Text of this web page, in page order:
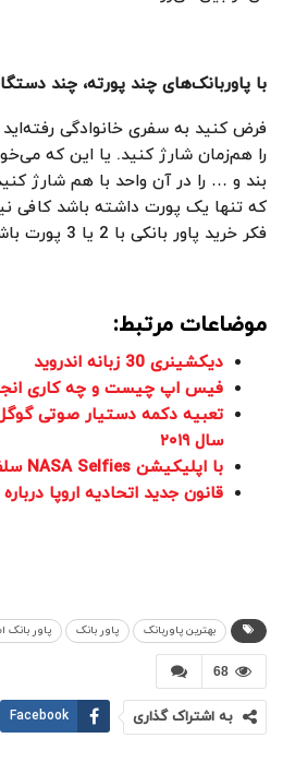
با پاوربانک‌های چند پورته، چند
فرض کنید به سفری خانوادگی
را هم‌زمان شارژ کنید. یا این که
بند و … را در آن واحد با هم شارژ
که تنها یک پورت داشته باشد کافی
فکر خرید پاور بانکی با 2 یا 3 پورت باشید.
موضاعات مرتبط:
دیکشینری 30 زبانه اندروید
فیس اپ چیست و چه کاری
تعبیه دکمه دستیار صوتی
سال ۲۰۱۹
با اپلیکیشن NASA Selfies سلفی‌های فضایی بگیرید
قانون جدید اتحادیه اروپا
بهترین پاوربانک پاور بانک پاور بانک
68
به اشتراک گذاری Facebook